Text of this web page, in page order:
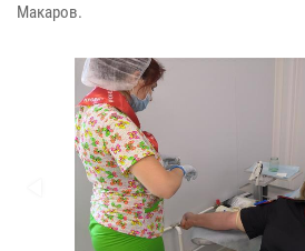
Макаров.